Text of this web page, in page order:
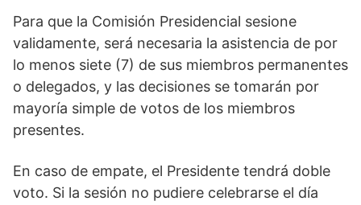
Para que la Comisión Presidencial sesione
validamente, será necesaria la asistencia de por
lo menos siete (7) de sus miembros permanentes
o delegados, y las decisiones se tomarán por
mayoría simple de votos de los miembros
presentes.
En caso de empate, el Presidente tendrá doble
voto. Si la sesión no pudiere celebrarse el día